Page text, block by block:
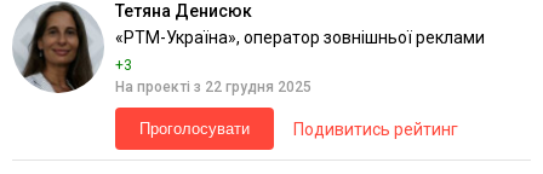
Тетяна Денисюк
«РТМ-Україна», оператор зовнішньої реклами
+3
На проекті з 22 грудня 2025
Проголосувати Подивитись рейтинг